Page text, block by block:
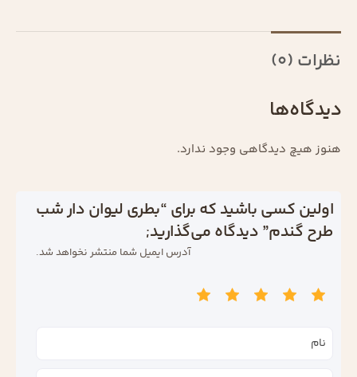
نظرات (0)
دیدگاه‌ها
هنوز هیچ دیدگاهی وجود ندارد.
اولین کسی باشید که برای “بطری لیوان دار شب
طرح گندم” دیدگاه می‌گذارید;
آدرس ایمیل شما منتشر نخواهد شد.